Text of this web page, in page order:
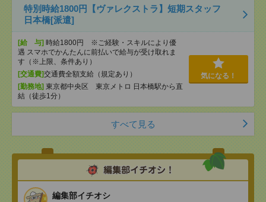
特別時給1800円【ヴァレクストラ】短期スタッフ
日本橋[派遣]
[給 与] 時給1800円 ※ご経験・スキルにより優
遇 スマホでかんたんに前払いで給与が受け取れま
す（※上限、条件あり）
[交通費]交通費全額支給（規定あり）
[勤務地] 東京都中央区 東京メトロ 日本橋駅から直
結（徒歩1分）
気になる！
すべて見る
編集部イチオシ